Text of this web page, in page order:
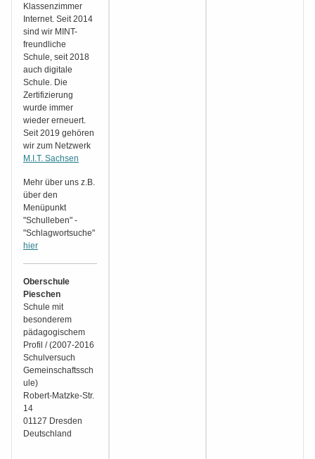
Klassenzimmer
Internet. Seit 2014
sind wir MINT-
freundliche
Schule, seit 2018
auch digitale
Schule. Die
Zertifizierung
wurde immer
wieder erneuert.
Seit 2019 gehören
wir zum Netzwerk
M.I.T. Sachsen
Mehr über uns z.B.
über den
Menüpunkt
"Schulleben" -
"Schlagwortsuche"
hier
Oberschule
Pieschen
Schule mit
besonderem
pädagogischem
Profil / (2007-2016
Schulversuch
Gemeinschaftssch
ule)
Robert-Matzke-Str.
14
01127 Dresden
Deutschland